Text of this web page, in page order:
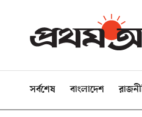
সর্বশেষ বাংলাদেশ